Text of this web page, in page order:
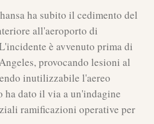
ha subito il cedimento del
all'aeroporto di
è avvenuto prima di
provocando lesioni al
inutilizzabile l'aereo
ha dato il via a un'indagine
ramificazioni operative per